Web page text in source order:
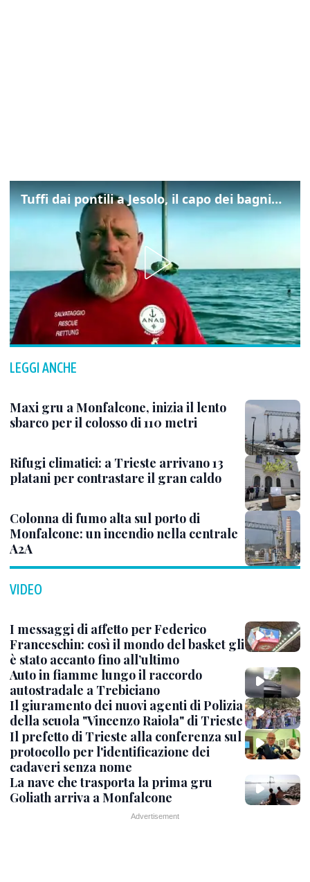
Tuffi dai pontili a Jesolo, il capo dei bagnini: "L'impegno di tutti per evitare altre tragedie"
LEGGI ANCHE
Maxi gru a Monfalcone, inizia il lento
sbarco per il colosso di 110 metri
Rifugi climatici: a Trieste arrivano 13
platani per contrastare il gran caldo
Colonna di fumo alta sul porto di
Monfalcone: un incendio nella centrale
A2A
VIDEO
I messaggi di affetto per Federico
Franceschin: così il mondo del basket gli
è stato accanto fino all’ultimo
Auto in fiamme lungo il raccordo
autostradale a Trebiciano
Il giuramento dei nuovi agenti di Polizia
della scuola "Vincenzo Raiola" di Trieste
Il prefetto di Trieste alla conferenza sul
protocollo per l'identificazione dei
cadaveri senza nome
La nave che trasporta la prima gru
Goliath arriva a Monfalcone